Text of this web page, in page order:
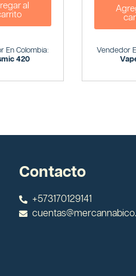
al
En Colombia:
420
Vendedor
Contacto
+573170129141